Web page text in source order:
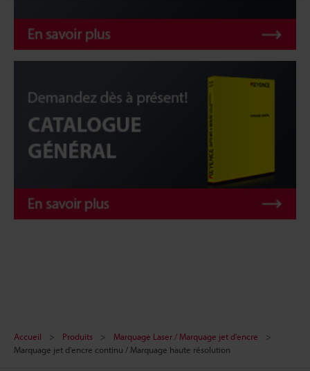
Accueil Produits
Marquage Laser / Marquage jet d'encre
Marquage jet d'encre continu / Marquage haute résolution